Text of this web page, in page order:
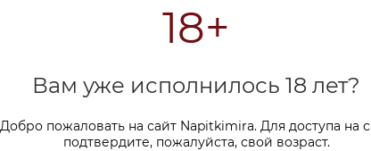
18+
Вам уже исполнилось 18 лет?
Добро пожаловать на сайт Napitkimira. Для доступа на
подтвердите, пожалуйста, свой возраст.